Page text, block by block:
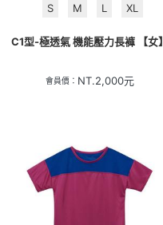
S M L XL
C1型-極透氣 機能壓力長褲 【女】
會員價： NT.2,000元